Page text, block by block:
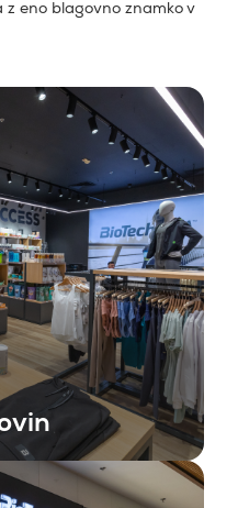
eno blagovno znamko v